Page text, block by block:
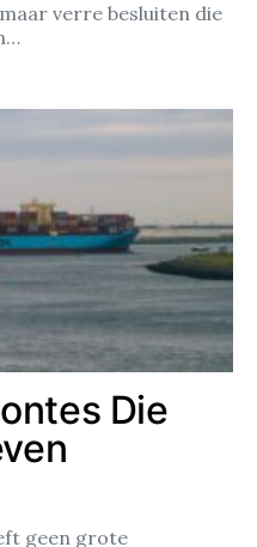
verre besluiten die
Die
geen grote